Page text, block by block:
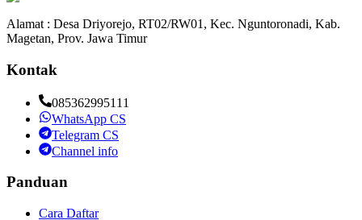
Alamat : Desa Driyorejo, RT02/RW01, Kec. Nguntoronadi, Kab.
Magetan, Prov. Jawa Timur
Kontak
085362995111
WhatsApp CS
Telegram CS
Channel info
Panduan
Cara Daftar